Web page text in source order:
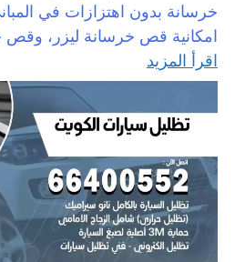
خرسانة بدون اهتزازات في
امكانية قص خرسانة ليزر،
اقرأ المزيد